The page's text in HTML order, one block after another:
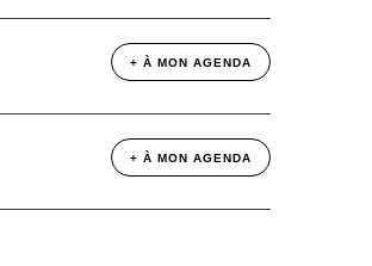
+ À MON AGENDA
+ À MON AGENDA